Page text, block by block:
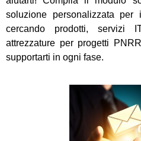
soluzione personalizzata
cercando prodotti, servizi
attrezzature per progetti
supportarti in ogni fase.